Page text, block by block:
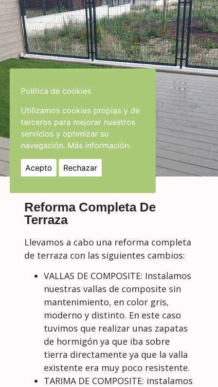
Reforma Completa De
Terraza
Llevamos a cabo una reforma completa
de terraza con las siguientes cambios:
VALLAS DE COMPOSITE: Instalamos
nuestras vallas de composite sin
mantenimiento, en color gris,
moderno y distinto. En este caso
tuvimos que realizar unas zapatas
de hormigón ya que iba sobre
tierra directamente ya que la valla
existente era muy poco resistente.
TARIMA DE COMPOSITE: instalamos
Política de cookies
Utilizamos cookies propias y de
terceros para mejorar nuestros
servicios y optimizar su
navegación. Más información.
Acepto Rechazar